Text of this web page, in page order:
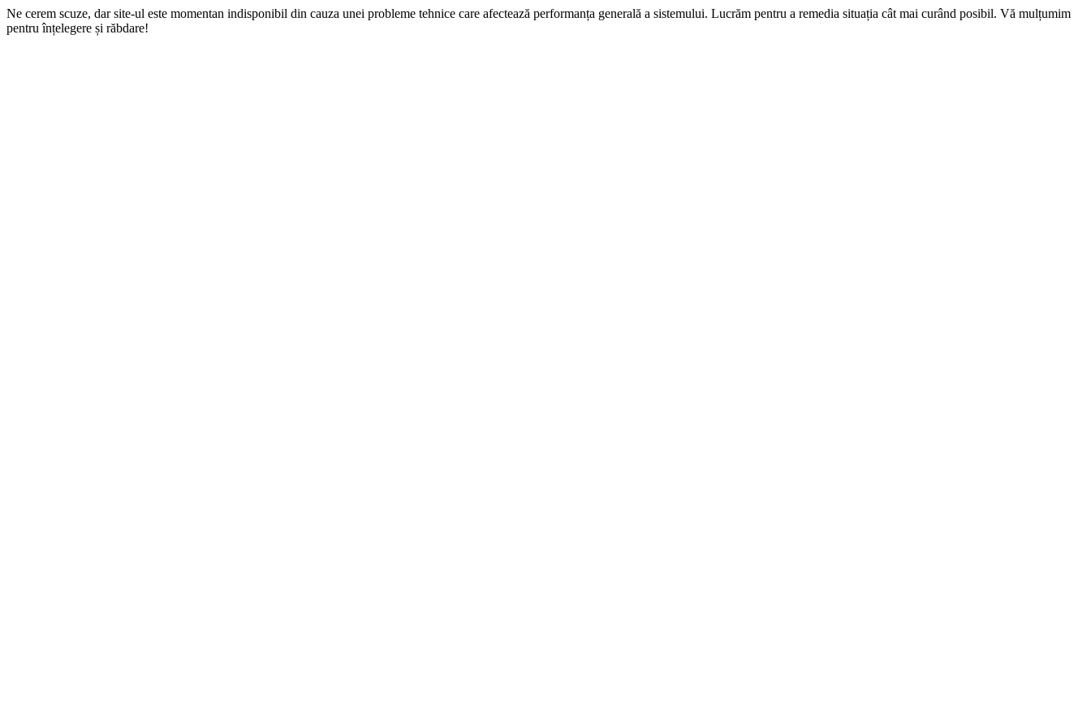
Ne cerem scuze, dar site-ul este momentan indisponibil din cauza unei probleme tehnice care afectează performanța generală a sistemului. Lucrăm pentru a remedia situația cât mai curând posibil. Vă mulțumim
pentru înțelegere și răbdare!